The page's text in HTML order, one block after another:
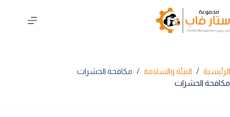
المحتوى
الرئيسية / البيئة والسلامة / مكافحة الحشرات
مكافحة الحشرات